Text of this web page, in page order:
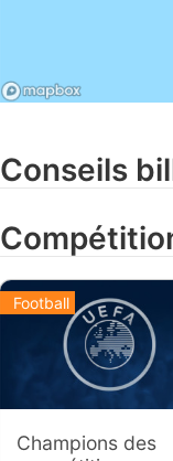
Conseils
Football
Champions des